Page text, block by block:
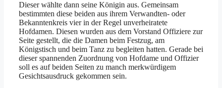
Dieser wählte dann seine Königin aus. Gemeinsam
bestimmten diese beiden aus ihrem Verwandten- oder
Bekanntenkreis vier in der Regel unverheiratete
Hofdamen. Diesen wurden aus dem Vorstand Offiziere zur
Seite gestellt, die die Damen beim Festzug, am
Königstisch und beim Tanz zu begleiten hatten. Gerade bei
dieser spannenden Zuordnung von Hofdame und Offizier
soll es auf beiden Seiten zu manch merkwürdigem
Gesichtsausdruck gekommen sein.